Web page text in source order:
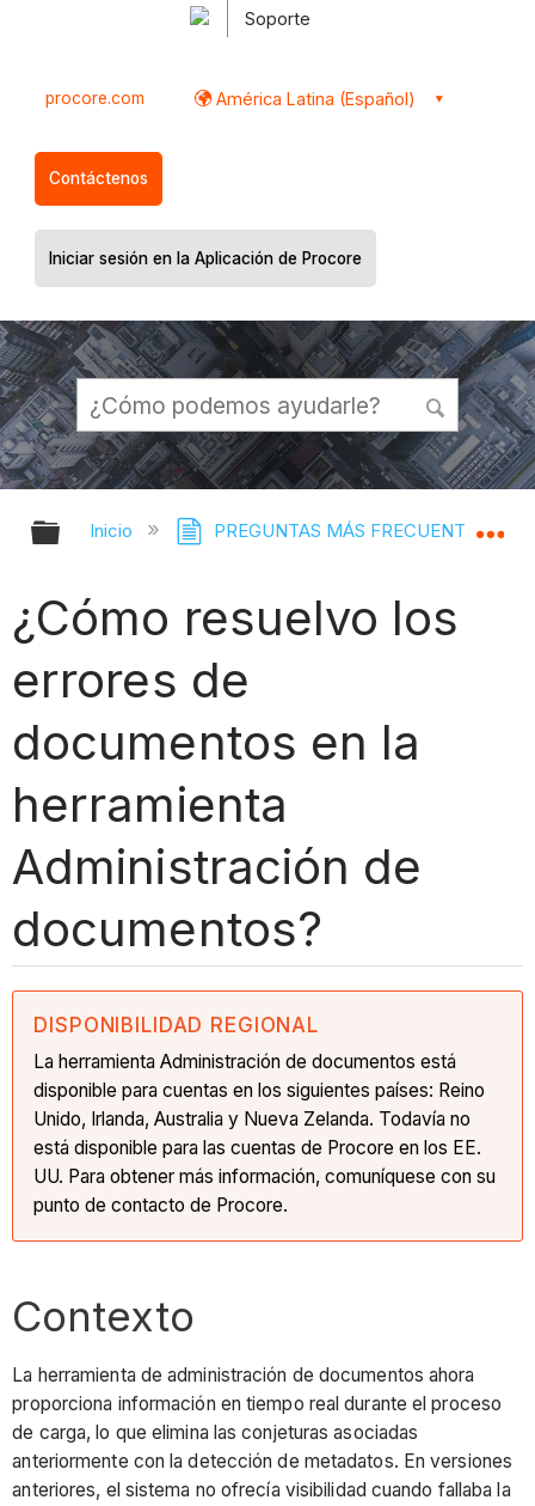
Soporte
procore.com América Latina (Español)
Contáctenos
Iniciar sesión en la Aplicación de Procore
Expandir/contraer jerarquía global
Inicio PREGUNTAS MÁS FRECUENTES
¿Cómo resuelvo los
errores de
documentos en la
herramienta
Administración de
documentos?
DISPONIBILIDAD REGIONAL
La herramienta Administración de documentos está
disponible para cuentas en los siguientes países: Reino
Unido, Irlanda, Australia y Nueva Zelanda. Todavía no
está disponible para las cuentas de Procore en los EE.
UU. Para obtener más información, comuníquese con su
punto de contacto de Procore.
Contexto
La herramienta de administración de documentos ahora
proporciona información en tiempo real durante el proceso
de carga, lo que elimina las conjeturas asociadas
anteriormente con la detección de metadatos. En versiones
anteriores, el sistema no ofrecía visibilidad cuando fallaba la